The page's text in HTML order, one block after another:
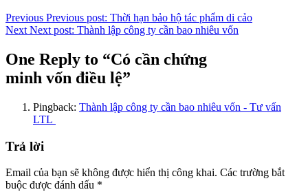
Previous Previous post: Thời hạn bảo hộ tác phẩm di cảo
Next Next post: Thành lập công ty cần bao nhiêu vốn
One Reply to “Có cần chứng
minh vốn điều lệ”
Pingback: Thành lập công ty cần bao nhiêu vốn - Tư vấn
LTL
Trả lời
Email của bạn sẽ không được hiển thị công khai. Các trường bắt
buộc được đánh dấu *